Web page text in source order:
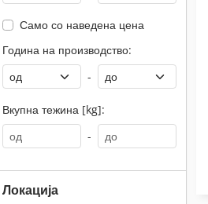
Само со наведена цена
Година на производство:
-
Вкупна тежина [kg]:
-
Локација